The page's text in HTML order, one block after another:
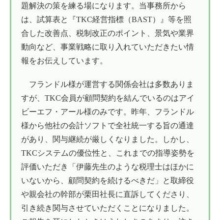
題解決の策を練る場になります。当事務所から
は、試算表と『TKC経営指標（BAST）』等を照
合した改善点、税制改正のポイント、景気や業界
動向など、事業戦略に取り入れていただきたい情
報をお伝えしています。
フランドル様が運営する関係会社は多数ありま
すが、TKC会員が顧問契約を結んでいるのはアイ
ビーエフ・アール様のみです。昨年、フランドル
様から他社の会計ソフトで全社統一する旨の通達
があり、関与継続が厳しくなりました。しかし、
TKCシステムの優位性と、これまでの指導姿勢を
評価いただき「伊藤先生のような税理士はほかに
いないから、顧問契約を続けるべきだ」と取締役
や親会社の幹部が栗田社長に直訴してくださり、
引き続き関与させていただくことになりました。